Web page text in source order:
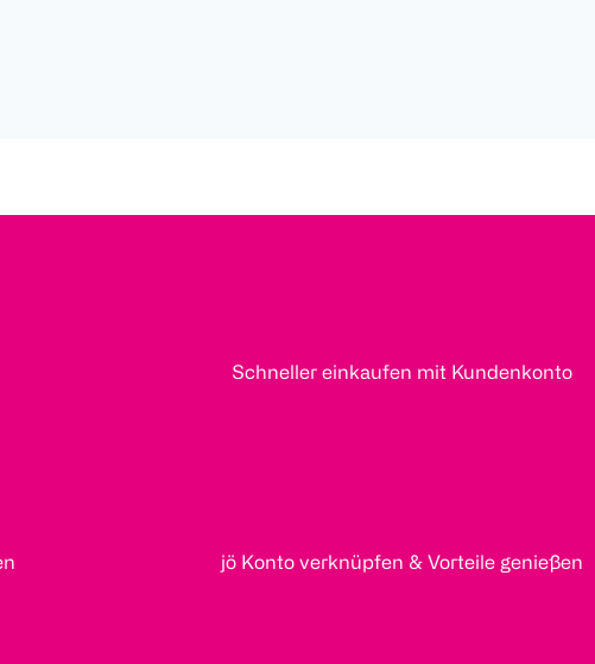
Schneller einkaufen mit Kundenkonto
jö Konto verknüpfen & Vorteile genießen